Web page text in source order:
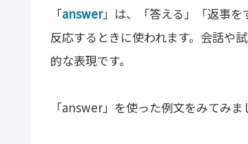
「answer」は、「答える」「返事
反応するときに使われます。会話や
的な表現です。
「answer」を使った例文をみてみま